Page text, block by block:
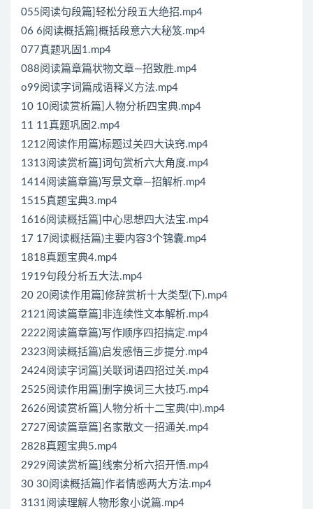
055阅读句段篇]轻松分段五大绝招.mp4
06 6阅读概括篇]概括段意六大秘笈.mp4
077真题巩固1.mp4
088阅读篇章篇状物文章—招致胜.mp4
o99阅读字词篇成语释义方法.mp4
10 10阅读赏析篇]人物分析四宝典.mp4
11 11真题巩固2.mp4
1212阅读作用篇)标题过关四大诀窍.mp4
1313阅读赏析篇]词句赏析六大角度.mp4
1414阅读篇章篇)写景文章—招解析.mp4
1515真题宝典3.mp4
1616阅读概括篇]中心思想四大法宝.mp4
17 17阅读概括篇)主要内容3个锦囊.mp4
1818真题宝典4.mp4
1919句段分析五大法.mp4
20 20阅读作用篇]修辞赏析十大类型(下).mp4
2121阅读篇章篇]非连续性文本解析.mp4
2222阅读篇章篇)写作顺序四招搞定.mp4
2323阅读概括篇)启发感悟三步提分.mp4
2424阅读字词篇]关联词语四招过关.mp4
2525阅读作用篇]删字换词三大技巧.mp4
2626阅读赏析篇]人物分析十二宝典(中).mp4
2727阅读篇章篇]名家散文一招通关.mp4
2828真题宝典5.mp4
2929阅读赏析篇]线索分析六招开悟.mp4
30 30阅读概括篇]作者情感两大方法.mp4
3131阅读理解人物形象小说篇.mp4